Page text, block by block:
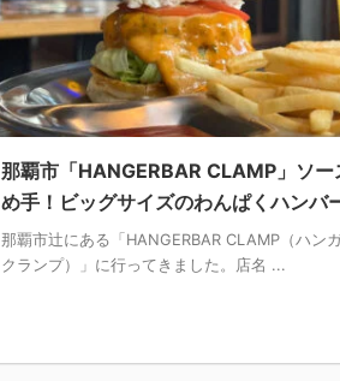
那覇市「HANGERBAR CLAMP」ソー
め手！ビッグサイズのわんぱくハンバ
那覇市辻にある「HANGERBAR CLAMP（ハン
クランプ）」に行ってきました。店名 ...